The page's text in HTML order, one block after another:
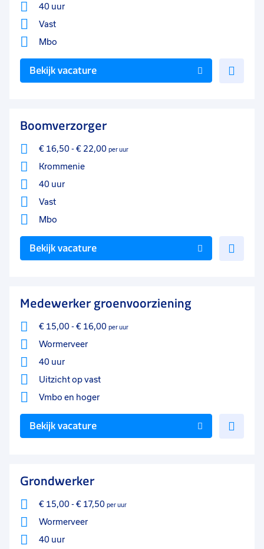
40 uur
Vast
Mbo
Bekijk vacature
Boomverzorger
€ 16,50- € 22,00 per uur
Krommenie
40 uur
Vast
Mbo
Bekijk vacature
Medewerker groenvoorziening
€ 15,00- € 16,00 per uur
Wormerveer
40 uur
Uitzicht op vast
Vmbo en hoger
Bekijk vacature
Grondwerker
€ 15,00- € 17,50 per uur
Wormerveer
40 uur